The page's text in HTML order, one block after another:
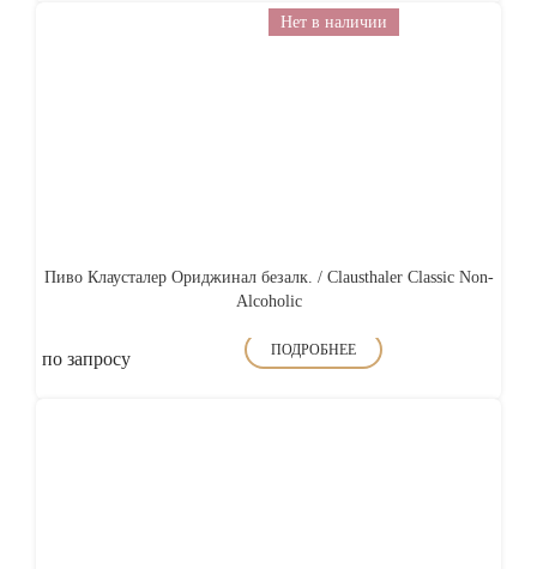
Нет в наличии
Пиво Клаусталер Ориджинал безалк. / Clausthaler Classic Non-
Alcoholic
по запросу ПОДРОБНЕЕ